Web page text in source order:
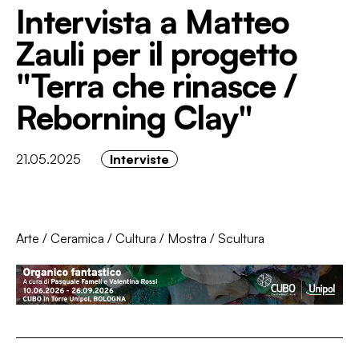
Intervista a Matteo
Zauli per il progetto
"Terra che rinasce /
Reborning Clay"
21.05.2025 Interviste
Arte / Ceramica / Cultura / Mostra / Scultura